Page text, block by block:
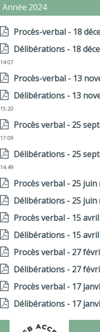
Année 2024
Procès-verbal - 18
Délibérations - 18
14:07
Procès-verbal - 13
Délibérations - 13
15:20
Procès verbal - 25
17:09
Délibérations - 25
14:49
Procès verbal - 25 juin
Délibérations - 25 juin
Procès verbal - 15 avril
Délibérations - 15 avril
Procès verbal - 27
Délibérations - 27
Procès verbal - 17
Délibérations - 17